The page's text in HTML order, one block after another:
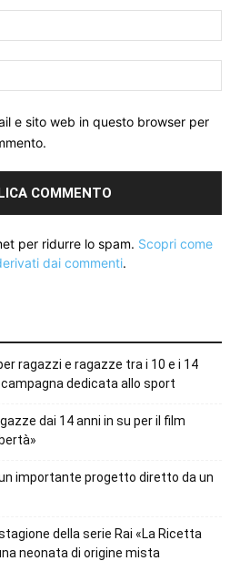
e sito web in questo browser per
per ridurre lo spam. Scopri come
dai commenti.
ragazzi e ragazze tra i 10 e i 14
dedicata allo sport
dai 14 anni in su per il film
importante progetto diretto da un
della serie Rai «La Ricetta
neonata di origine mista